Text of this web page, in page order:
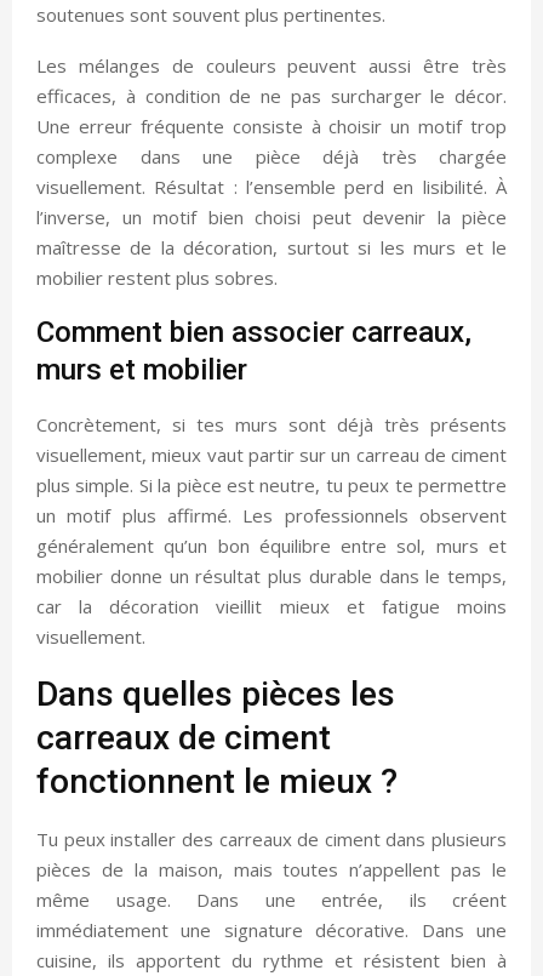
soutenues sont souvent plus pertinentes.
Les mélanges de couleurs peuvent aussi être très
efficaces, à condition de ne pas surcharger le décor.
Une erreur fréquente consiste à choisir un motif trop
complexe dans une pièce déjà très chargée
visuellement. Résultat : l’ensemble perd en lisibilité. À
l’inverse, un motif bien choisi peut devenir la pièce
maîtresse de la décoration, surtout si les murs et le
mobilier restent plus sobres.
Comment bien associer carreaux,
murs et mobilier
Concrètement, si tes murs sont déjà très présents
visuellement, mieux vaut partir sur un carreau de ciment
plus simple. Si la pièce est neutre, tu peux te permettre
un motif plus affirmé. Les professionnels observent
généralement qu’un bon équilibre entre sol, murs et
mobilier donne un résultat plus durable dans le temps,
car la décoration vieillit mieux et fatigue moins
visuellement.
Dans quelles pièces les
carreaux de ciment
fonctionnent le mieux ?
Tu peux installer des carreaux de ciment dans plusieurs
pièces de la maison, mais toutes n’appellent pas le
même usage. Dans une entrée, ils créent
immédiatement une signature décorative. Dans une
cuisine, ils apportent du rythme et résistent bien à